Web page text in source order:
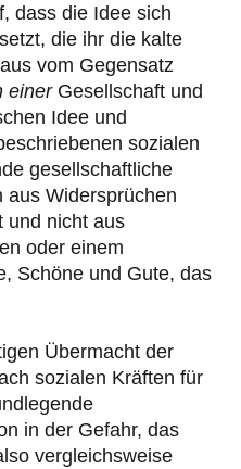
dass die Idee sich
die ihr die kalte
vom Gegensatz
einerGesellschaft und
Idee und
sozialen
gesellschaftliche
aus Widersprüchen
und nicht aus
oder einem
Schöne und Gute, das
Übermacht der
sozialen Kräften für
in der Gefahr, das
vergleichsweise